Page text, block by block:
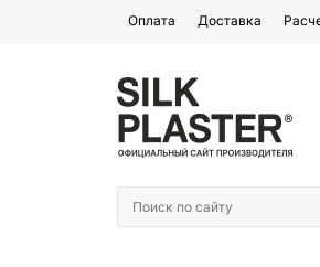
Оплата Доставка